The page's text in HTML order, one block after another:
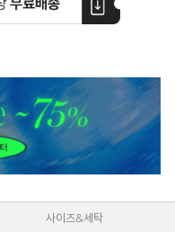
사이즈&세탁